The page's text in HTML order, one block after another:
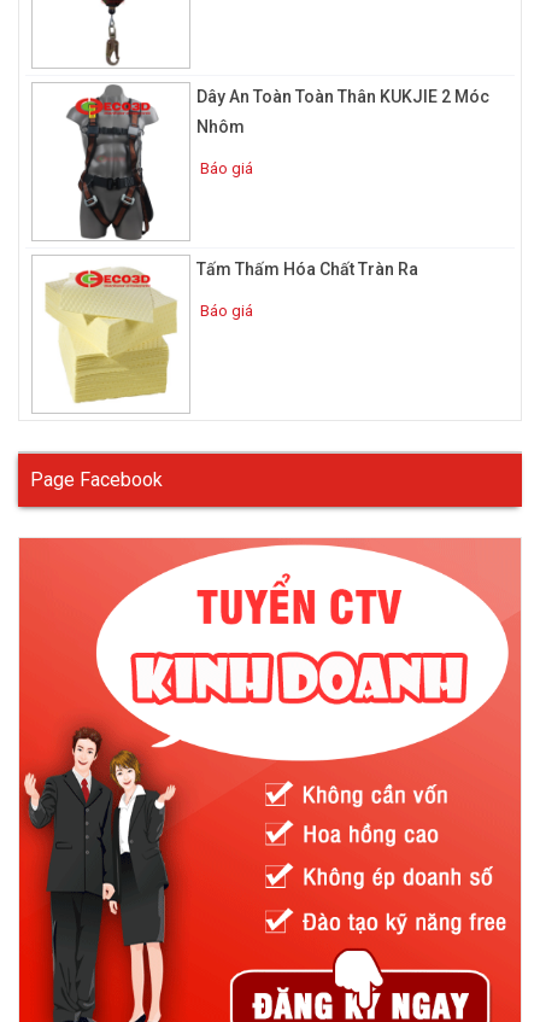
Dây An Toàn Toàn Thân KUKJIE 2 Móc
Nhôm
Báo giá
Tấm Thấm Hóa Chất Tràn Ra
Báo giá
Page Facebook